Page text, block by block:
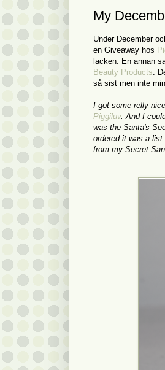
My
Under December
en Giveaway hos
lacken. En annan
Beauty Products .
så sist men inte
I got some relly
Piggiluv. And I
was the Santa's
ordered it was a
from my Secret